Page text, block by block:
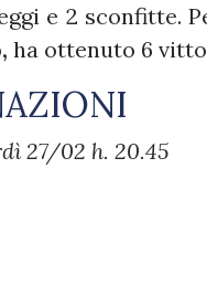
e 2 sconfitte.
ha ottenuto 6
27/02 h. 20.45